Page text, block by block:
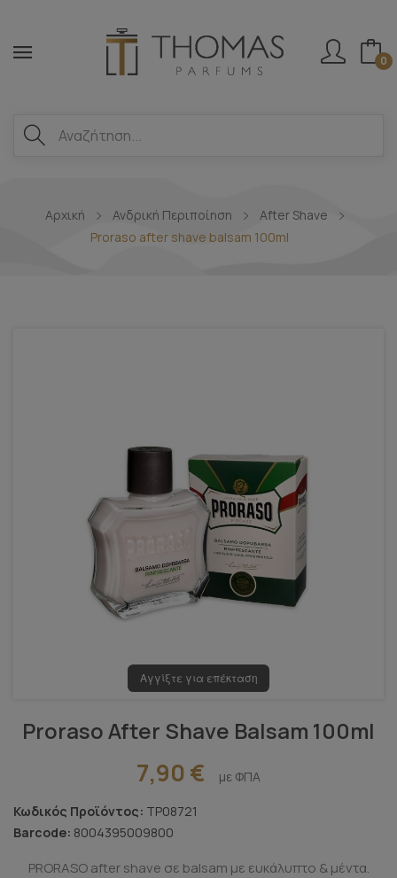
0
Αρχική Ανδρική Περιποίηση
After Shave
Proraso after shave balsam 100ml
Αγγίξτε για επέκταση
Proraso After Shave Balsam 100ml
7,90 € με ΦΠΑ
Κωδικός Προϊόντος: TP08721
Barcode: 8004395009800
PRORASO after shave σε balsam με ευκάλυπτο & μέντα.